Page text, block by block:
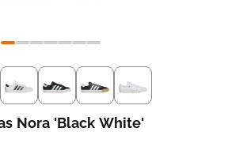
Nora 'Black White'